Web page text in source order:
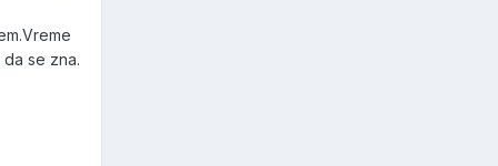
se zna.